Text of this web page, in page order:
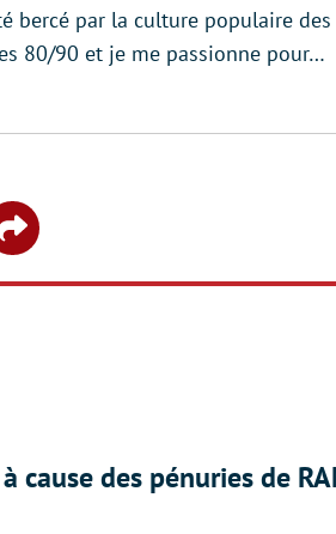
bercé par la culture populaire des
80/90 et je me passionne pour…
Share
cause des pénuries de